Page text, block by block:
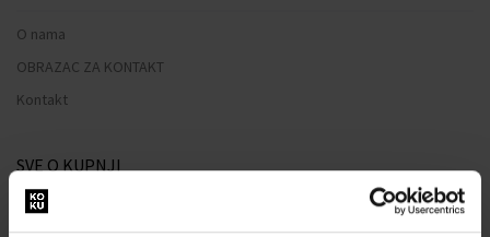
O nama
OBRAZAC ZA KONTAKT
Kontakt
SVE O KUPNJI
Sustav vjernosti